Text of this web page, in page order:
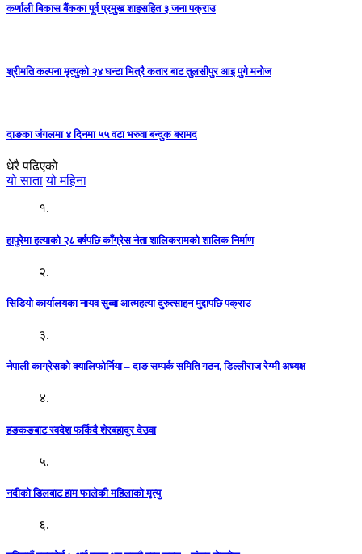
कर्णाली बिकास बैंकका पूर्व प्रमुख शाहसहित ३ जना पक्राउ
श्रीमति कल्पना मृत्युको २४ घन्टा भित्रै कतार बाट तुलसीपुर आइ पुगे मनोज
दाङका जंगलमा ४ दिनमा ५५ वटा भरुवा बन्दुक बरामद
धेरै पढिएको
यो साता यो महिना
१.
हापुरेमा हत्याको २८ बर्षपछि काँग्रेस नेता शालिकरामको शालिक निर्माण
२.
सिडियो कार्यालयका नायव सुब्बा आत्महत्या दुरुत्साहन मुद्दापछि पक्राउ
३.
नेपाली काग्रेसको क्यालिफोर्निया – दाङ सम्पर्क समिति गठन, डिल्लीराज रेग्मी अध्यक्ष
४.
हङकङबाट स्वदेश फर्किदै शेरबहादुर देउवा
५.
नदीको डिलबाट हाम फालेकी महिलाको मृत्यु
६.